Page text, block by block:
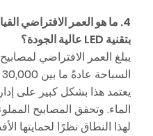
4. ما هو العمر الافتراضي
بتقنية LED عالية الجودة؟
يعتمد هذا بشكل كبير على
الماء. وتحقق المصابيح
لهذا النطاق نظرًا لحمايتها